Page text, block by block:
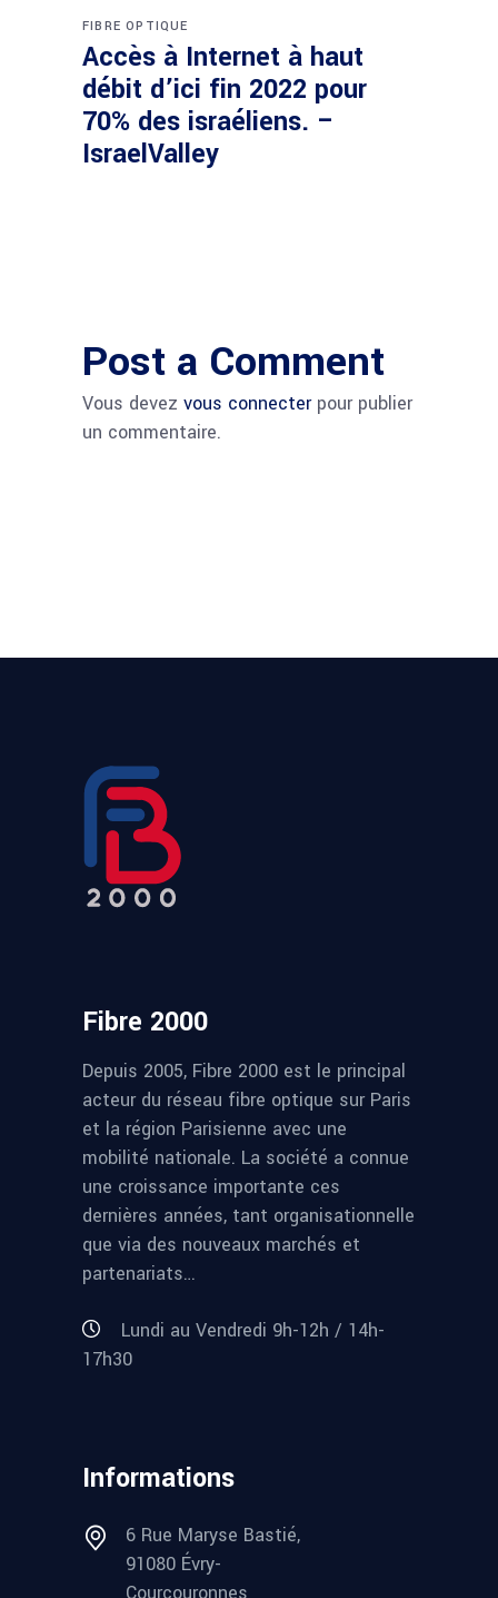
FIBRE OPTIQUE
Accès à Internet à haut
débit d’ici fin 2022 pour
70% des israéliens. –
IsraelValley
Post a Comment
Vous devez vous connecterpour publier
un commentaire.
Fibre 2000
Depuis 2005, Fibre 2000 est le principal
acteur du réseau fibre optique sur Paris
et la région Parisienne avec une
mobilité nationale. La société a connue
une croissance importante ces
dernières années, tant organisationnelle
que via des nouveaux marchés et
partenariats…
Lundi au Vendredi 9h-12h / 14h-
17h30
Informations
6 Rue Maryse Bastié,
91080 Évry-